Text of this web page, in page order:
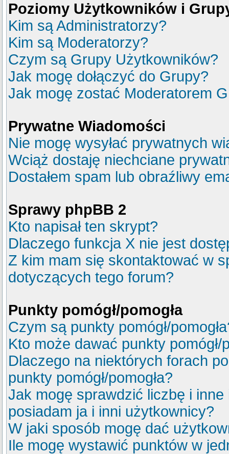
Poziomy Użytkowników i
Kim są Administratorzy?
Kim są Moderatorzy?
Czym są Grupy Użytkowników?
Jak mogę dołączyć do Grupy?
Jak mogę zostać Moderatorem
Prywatne Wiadomości
Nie mogę wysyłać prywatnych
Wciąż dostaję niechciane
Dostałem spam lub obraźliwy
Sprawy phpBB 2
Kto napisał ten skrypt?
Dlaczego funkcja X nie jest
Z kim mam się skontaktować w
dotyczących tego forum?
Punkty pomógł/pomogła
Czym są punkty pomógł/
Kto może dawać punkty pomógł/
Dlaczego na niektórych forach
punkty pomógł/pomogła?
Jak mogę sprawdzić liczbę i
posiadam ja i inni użytkownicy?
W jaki sposób mogę dać
Ile mogę wystawić punktów w